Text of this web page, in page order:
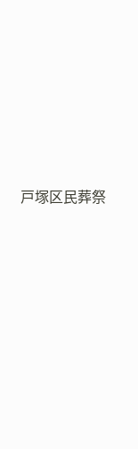
戸塚区民葬祭